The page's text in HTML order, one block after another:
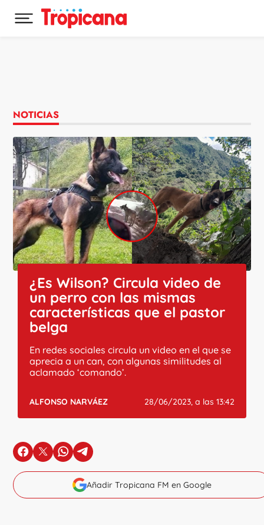
Desplegar menú principal
NOTICIAS
¿Es Wilson? Circula video de
un perro con las mismas
características que el pastor
belga
En redes sociales circula un video en el que se
aprecia a un can, con algunas similitudes al
aclamado ‘comando’.
ALFONSO NARVÁEZ 28/06/2023, a las 13:42
en Facebook
en Xen Whatsapp
en Telegram
Añadir Tropicana FM en Google